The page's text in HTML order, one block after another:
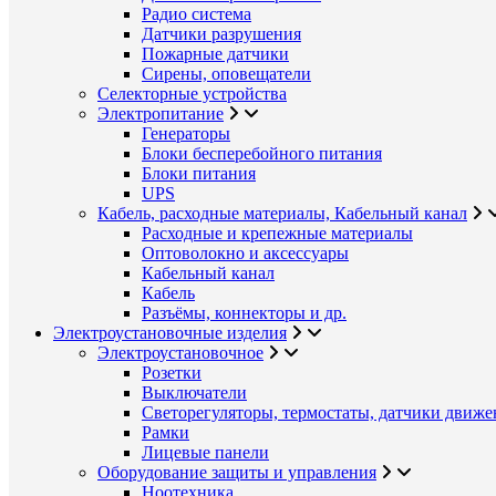
Радио система
Датчики разрушения
Пожарные датчики
Сирены, оповещатели
Селекторные устройства
Электропитание
Генераторы
Блоки бесперебойного питания
Блоки питания
UPS
Кабель, расходные материалы, Кабельный канал
Расходные и крепежные материалы
Оптоволокно и аксессуары
Кабельный канал
Кабель
Разъёмы, коннекторы и др.
Электроустановочные изделия
Электроустановочное
Розетки
Выключатели
Светорегуляторы, термостаты, датчики
Рамки
Лицевые панели
Оборудование защиты и управления
Ноотехника